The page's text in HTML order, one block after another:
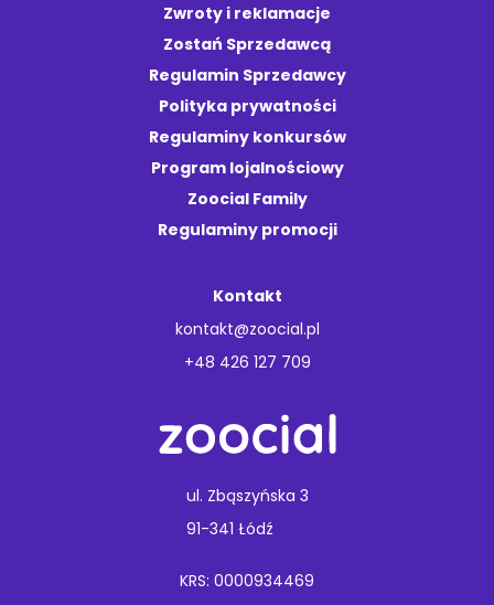
Zwroty i reklamacje
Zostań Sprzedawcą
Regulamin Sprzedawcy
Polityka prywatności
Regulaminy konkursów
Program lojalnościowy
Zoocial Family
Regulaminy promocji
Kontakt
kontakt@zoocial.pl
+48 426 127 709
ul. Zbąszyńska 3
91-341 Łódź
KRS: 0000934469